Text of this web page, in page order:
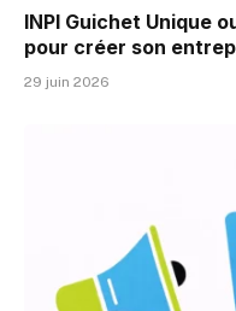
INPI Guichet Unique
pour créer son
29 juin 2026